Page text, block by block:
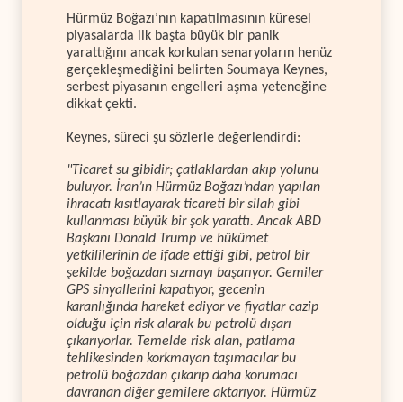
Hürmüz Boğazı’nın kapatılmasının küresel
piyasalarda ilk başta büyük bir panik
yarattığını ancak korkulan senaryoların henüz
gerçekleşmediğini belirten Soumaya Keynes,
serbest piyasanın engelleri aşma yeteneğine
dikkat çekti.
Keynes, süreci şu sözlerle değerlendirdi:
"Ticaret su gibidir; çatlaklardan akıp yolunu
buluyor. İran’ın Hürmüz Boğazı’ndan yapılan
ihracatı kısıtlayarak ticareti bir silah gibi
kullanması büyük bir şok yarattı. Ancak ABD
Başkanı Donald Trump ve hükümet
yetkililerinin de ifade ettiği gibi, petrol bir
şekilde boğazdan sızmayı başarıyor. Gemiler
GPS sinyallerini kapatıyor, gecenin
karanlığında hareket ediyor ve fiyatlar cazip
olduğu için risk alarak bu petrolü dışarı
çıkarıyorlar. Temelde risk alan, patlama
tehlikesinden korkmayan taşımacılar bu
petrolü boğazdan çıkarıp daha korumacı
davranan diğer gemilere aktarıyor. Hürmüz